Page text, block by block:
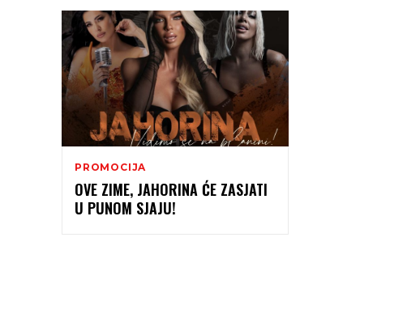
PROMOCIJA
OVE ZIME, JAHORINA ĆE ZASJATI
U PUNOM SJAJU!